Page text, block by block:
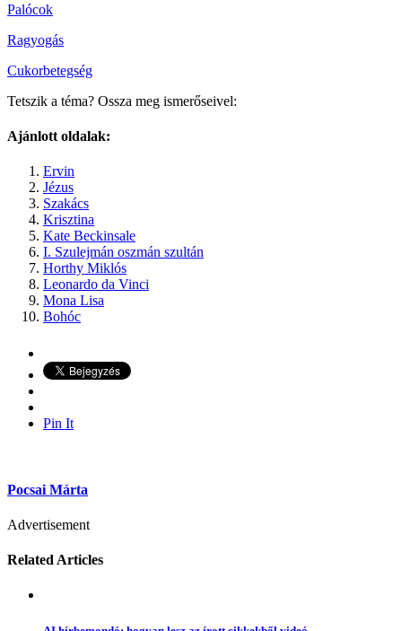
Palócok
Ragyogás
Cukorbetegség
Tetszik a téma? Ossza meg ismerőseivel:
Ajánlott oldalak:
Ervin
Jézus
Szakács
Krisztina
Kate Beckinsale
I. Szulejmán oszmán szultán
Horthy Miklós
Leonardo da Vinci
Mona Lisa
Bohóc
Pin It
Pocsai Márta
Advertisement
Related Articles